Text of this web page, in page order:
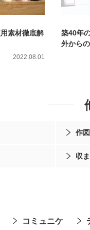
素材徹底解
2022.08.01
築40年
外から
作図
収
コミュニケ